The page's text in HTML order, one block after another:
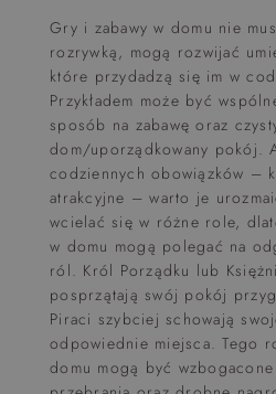
Gry i zabawy w domu nie
rozrywką, mogą rozwijać
które przydadzą się im w
Przykładem może być
sposób na zabawę oraz
dom/uporządkowany pokój.
codziennych obowiązków –
atrakcyjne – warto je
wcielać się w różne role,
w domu mogą polegać na
ról. Król Porządku lub
posprzątają swój pokój
Piraci szybciej schowają
odpowiednie miejsca. Tego
domu mogą być wzbogacone